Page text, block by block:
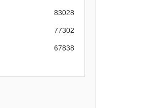
83028
77302
67838